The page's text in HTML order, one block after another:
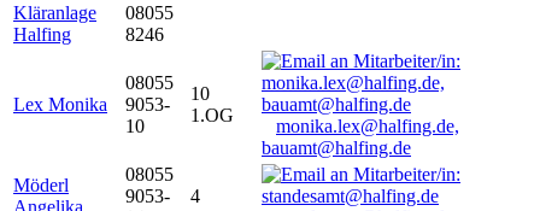
Kläranlage
Halfing
08055
8246
Lex Monika
08055
9053-
10
10
1.OG
monika.lex@halfing.de,
bauamt@halfing.de
Möderl
Angelika
08055
9053-
4